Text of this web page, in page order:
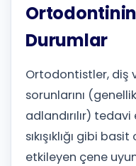
Durumlar
Ortodontistler, diş
sorunlarını
adlandırılır)
sıkışıklığı gibi
etkileyen çene